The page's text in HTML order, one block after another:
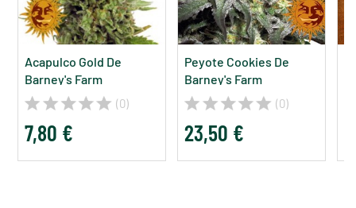
Acapulco Gold De
Barney's Farm
(0)
7,80 €
Peyote Cookies De
Barney's Farm
(0)
23,50 €